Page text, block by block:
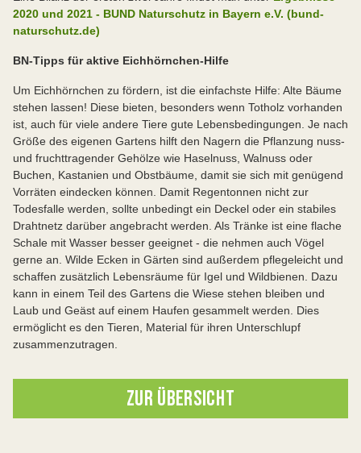
2020 und 2021 - BUND Naturschutz in Bayern e.V. (bund-
naturschutz.de)
BN-Tipps für aktive Eichhörnchen-Hilfe
Um Eichhörnchen zu fördern, ist die einfachste Hilfe: Alte Bäume
stehen lassen! Diese bieten, besonders wenn Totholz vorhanden
ist, auch für viele andere Tiere gute Lebensbedingungen. Je nach
Größe des eigenen Gartens hilft den Nagern die Pflanzung nuss-
und fruchttragender Gehölze wie Haselnuss, Walnuss oder
Buchen, Kastanien und Obstbäume, damit sie sich mit genügend
Vorräten eindecken können. Damit Regentonnen nicht zur
Todesfalle werden, sollte unbedingt ein Deckel oder ein stabiles
Drahtnetz darüber angebracht werden. Als Tränke ist eine flache
Schale mit Wasser besser geeignet - die nehmen auch Vögel
gerne an. Wilde Ecken in Gärten sind außerdem pflegeleicht und
schaffen zusätzlich Lebensräume für Igel und Wildbienen. Dazu
kann in einem Teil des Gartens die Wiese stehen bleiben und
Laub und Geäst auf einem Haufen gesammelt werden. Dies
ermöglicht es den Tieren, Material für ihren Unterschlupf
zusammenzutragen.
ZUR ÜBERSICHT